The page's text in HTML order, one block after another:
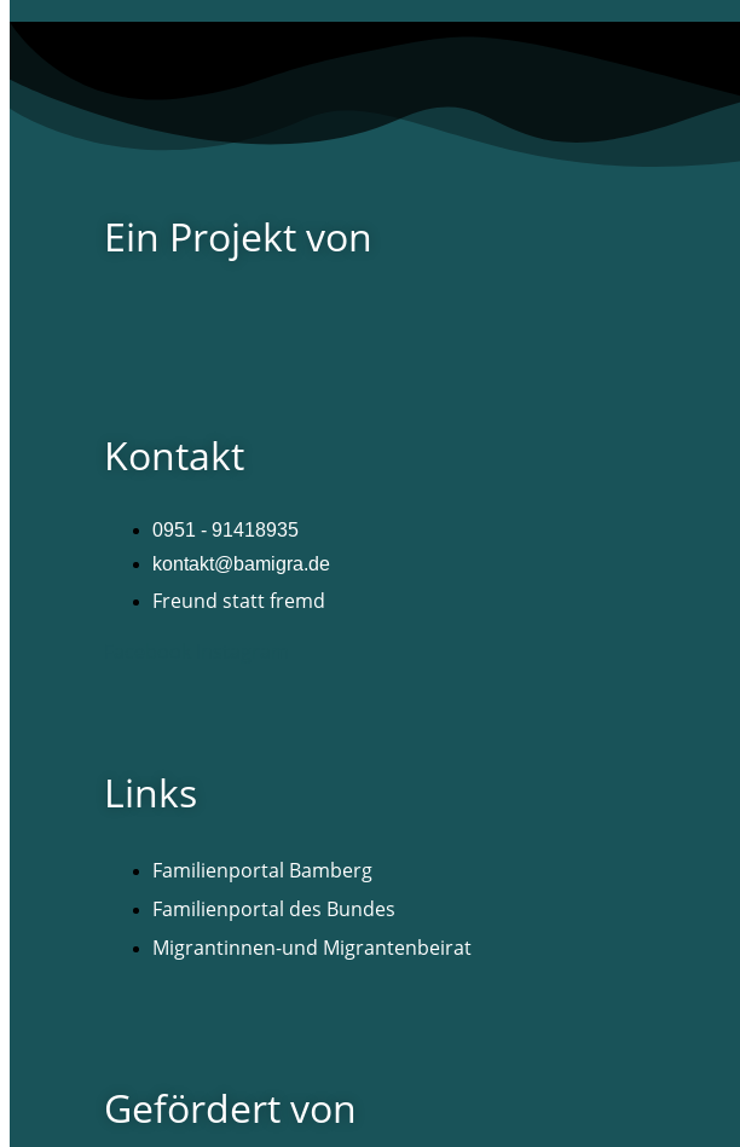
Ein Projekt von
Kontakt
0951 - 91418935
kontakt@bamigra.de
Freund statt fremd
Links
Familienportal Bamberg
Familienportal des Bundes
Migrantinnen-und Migrantenbeirat
Gefördert von